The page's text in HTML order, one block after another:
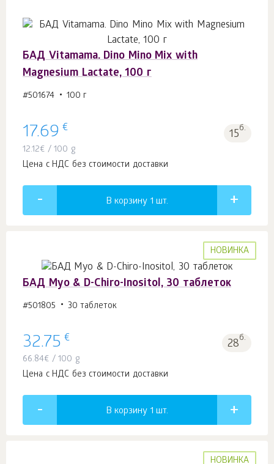
БАД Vitamama. Dino Mino Mix with
Magnesium Lactate, 100 г
#501674 100 г
17.69 € 15б.
12.12€ / 100 g
Цена с НДС без стоимости доставки
В корзину 1 шт.
НОВИНКА
БАД Myo & D-Chiro-Inositol, 30 таблеток
#501805 30 таблеток
32.75 € 28б.
66.84€ / 100 g
Цена с НДС без стоимости доставки
В корзину 1 шт.
НОВИНКА